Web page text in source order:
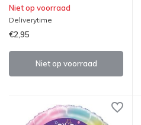
Niet op voorraad
Deliverytime
€2,95
Niet op voorraad